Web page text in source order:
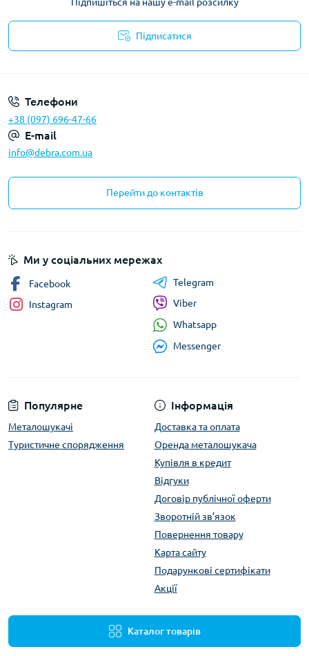
Підписатися
Телефони
+38 (097) 696-47-66
E-mail
info@debra.com.ua
Перейти до контактів
Популярне
Металошукачі
Туристичне спорядження
Інформація
Доставка та оплата
Оренда металошукача
Купівля в кредит
Відгуки
Договір публічної оферти
Зворотній зв’язок
Повернення товару
Карта сайту
Подарункові сертифікати
Акції
Каталог товарів
Ми у соціальних мережах
Facebook
Instagram
Telegram
Viber
Whatsapp
Messenger